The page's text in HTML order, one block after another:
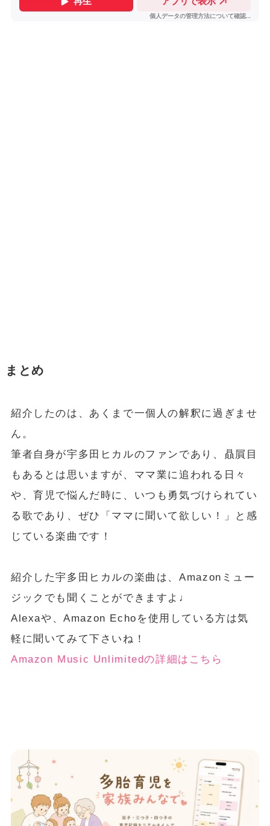
まとめ
紹介したのは、あくまで一個人の解釈に過ぎませ
ん。
筆者自身が宇多田ヒカルのファンであり、贔屓目
もあるとは思いますが、ママ業に追われる日々
や、育児で悩んだ時に、いつも勇気づけられてい
る歌であり、ぜひ「ママに聞いて欲しい！」と感
じている楽曲です！
紹介した宇多田ヒカルの楽曲は、Amazonミュー
ジックでも聞くことができますよ♩
Alexaや、Amazon Echoを使用している方は気
軽に聞いてみて下さいね！
Amazon Music Unlimitedの詳細はこちら